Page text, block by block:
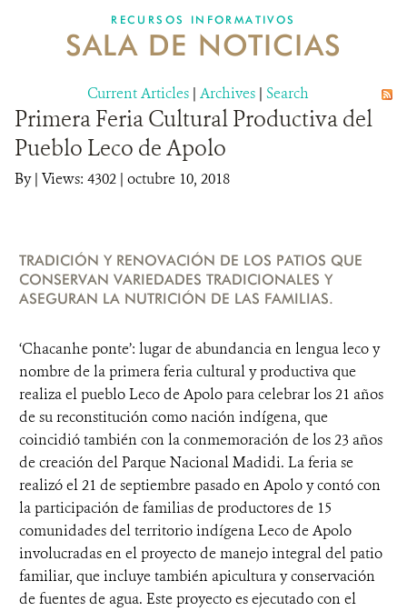
NOSOTROS
DONA
RECURSOS INFORMATIVOS
SALA DE NOTICIAS
Current Articles | Archives | Search
Primera Feria Cultural Productiva del
Pueblo Leco de Apolo
By| Views: 4302 | octubre 10, 2018
TRADICIÓN Y RENOVACIÓN DE LOS PATIOS QUE
CONSERVAN VARIEDADES TRADICIONALES Y
ASEGURAN LA NUTRICIÓN DE LAS FAMILIAS.
‘Chacanhe ponte’: lugar de abundancia en lengua leco y
nombre de la primera feria cultural y productiva que
realiza el pueblo Leco de Apolo para celebrar los 21 años
de su reconstitución como nación indígena, que
coincidió también con la conmemoración de los 23 años
de creación del Parque Nacional Madidi. La feria se
realizó el 21 de septiembre pasado en Apolo y contó con
la participación de familias de productores de 15
comunidades del territorio indígena Leco de Apolo
involucradas en el proyecto de manejo integral del patio
familiar, que incluye también apicultura y conservación
de fuentes de agua. Este proyecto es ejecutado con el